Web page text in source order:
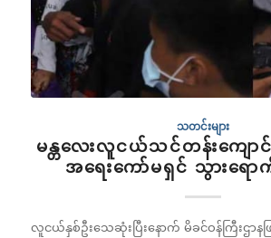
သတင်းများ
မန္တလေးလူငယ်သင်တန်းကျေ
အရေးကော်မရှင် သွားရေ
လူငယ်နှစ်ဦးသေဆုံးပြီးနောက် မိခင်ဝန်ကြီးဌ